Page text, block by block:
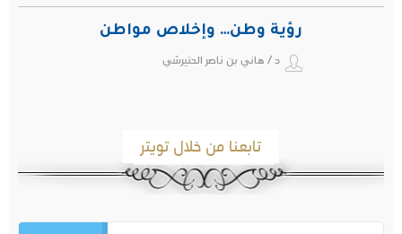
رؤية وطن… وإخلاص مواطن
د / هاني بن ناصر الحتيرشي
تابعنا من خلال تويتر